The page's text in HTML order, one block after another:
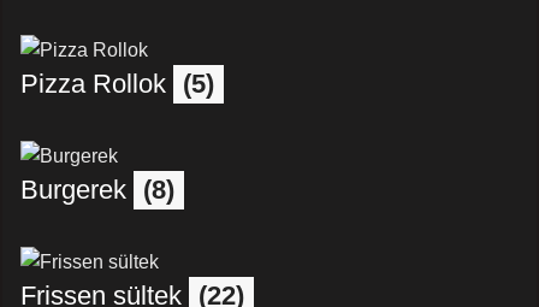
Pizza Rollok (5)
Burgerek (8)
Frissen sültek (22)